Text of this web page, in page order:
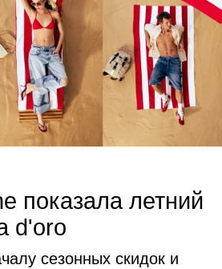
показала летний
d'oro
сезонных скидок и